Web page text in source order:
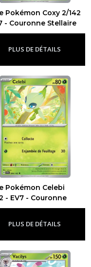
Pokémon Coxy 2/142
- Couronne Stellaire
Couronne Stellaire
PLUS DE DÉTAILS
Pokémon Celebi
- EV7 - Couronne
-Ev7 - Couronne Stellaire
PLUS DE DÉTAILS